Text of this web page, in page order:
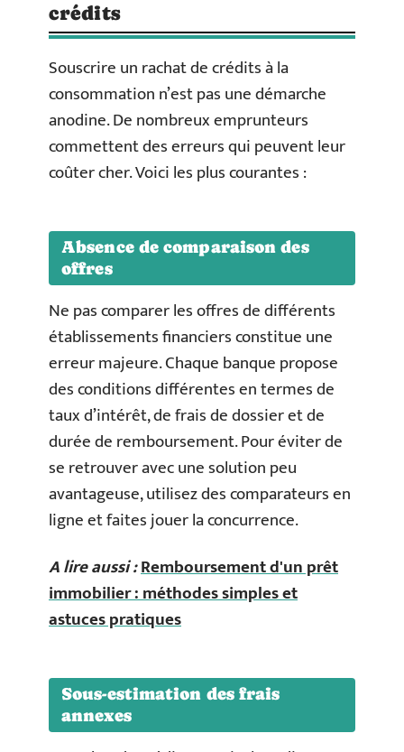
crédits
Souscrire un rachat de crédits à la
consommation n’est pas une démarche
anodine. De nombreux emprunteurs
commettent des erreurs qui peuvent leur
coûter cher. Voici les plus courantes :
Absence de comparaison des
offres
Ne pas comparer les offres de différents
établissements financiers constitue une
erreur majeure. Chaque banque propose
des conditions différentes en termes de
taux d’intérêt, de frais de dossier et de
durée de remboursement. Pour éviter de
se retrouver avec une solution peu
avantageuse, utilisez des comparateurs en
ligne et faites jouer la concurrence.
A lire aussi :Remboursement d'un prêt
immobilier : méthodes simples et
astuces pratiques
Sous-estimation des frais
annexes